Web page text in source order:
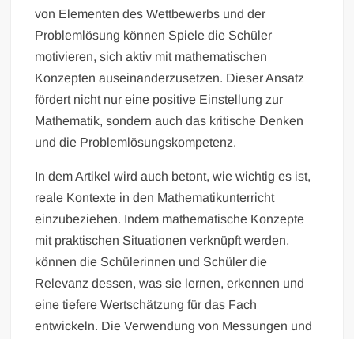
von Elementen des Wettbewerbs und der
Problemlösung können Spiele die Schüler
motivieren, sich aktiv mit mathematischen
Konzepten auseinanderzusetzen. Dieser Ansatz
fördert nicht nur eine positive Einstellung zur
Mathematik, sondern auch das kritische Denken
und die Problemlösungskompetenz.
In dem Artikel wird auch betont, wie wichtig es ist,
reale Kontexte in den Mathematikunterricht
einzubeziehen. Indem mathematische Konzepte
mit praktischen Situationen verknüpft werden,
können die Schülerinnen und Schüler die
Relevanz dessen, was sie lernen, erkennen und
eine tiefere Wertschätzung für das Fach
entwickeln. Die Verwendung von Messungen und